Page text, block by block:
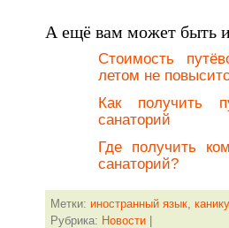
А ещё вам может быть
Стоимость
летом не
Как получить
санаторий
Где получить
санаторий?
Метки: иностранный язык,
Рубрика: Новости